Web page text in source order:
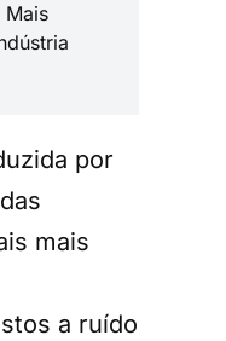
Mais
por
mais
a ruído